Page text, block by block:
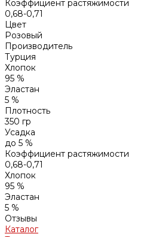
Коэффициент растяжимости
0,68-0,71
Цвет
Розовый
Производитель
Турция
Хлопок
95 %
Эластан
5 %
Плотность
350 гр
Усадка
до 5 %
Коэффициент растяжимости
0,68-0,71
Хлопок
95 %
Эластан
5 %
Отзывы
Каталог